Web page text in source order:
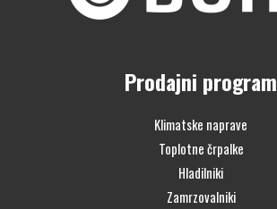
Prodajni program
Klimatske naprave
Toplotne črpalke
Hladilniki
Zamrzovalniki